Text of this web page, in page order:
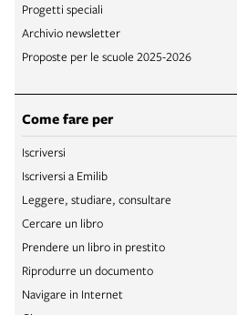
Progetti speciali
Archivio newsletter
Proposte per le scuole 2025-2026
Come fare per
Iscriversi
Iscriversi a Emilib
Leggere, studiare, consultare
Cercare un libro
Prendere un libro in prestito
Riprodurre un documento
Navigare in Internet